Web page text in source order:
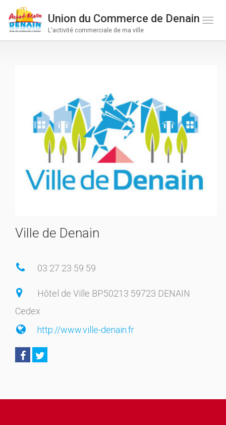
Union du Commerce de Denain
L'activité commerciale de ma ville
Toge
Ville de Denain
03 27 23 59 59
Hôtel de Ville BP50213 59723 DENAIN
Cedex
http://www.ville-denain.fr